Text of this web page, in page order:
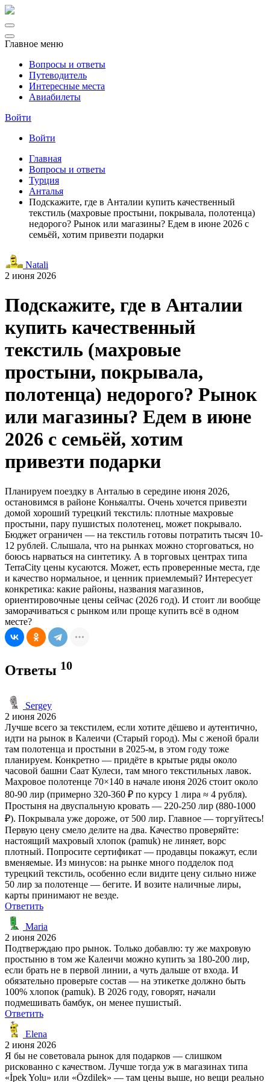
Главное меню
Вопросы и ответы
Путеводитель
Интересные места
Авиабилеты
Войти
Войти
Главная
Вопросы и ответы
Турция
Анталья
Подскажите, где в Анталии купить качественный
текстиль (махровые простыни, покрывала, полотенца)
недорого? Рынок или магазины? Едем в июне 2026 с
семьёй, хотим привезти подарки
Natali
2 июня 2026
Подскажите, где в Анталии
купить качественный
текстиль (махровые
простыни, покрывала,
полотенца) недорого? Рынок
или магазины? Едем в июне
2026 с семьёй, хотим
привезти подарки
Планируем поездку в Анталью в середине июня 2026,
остановимся в районе Коньяалты. Очень хочется привезти
домой хороший турецкий текстиль: плотные махровые
простыни, пару пушистых полотенец, может покрывало.
Бюджет ограничен — на текстиль готовы потратить тысяч 10-
12 рублей. Слышала, что на рынках можно сторговаться, но
боюсь нарваться на синтетику. А в торговых центрах типа
TerraCity цены кусаются. Может, есть проверенные места, где
и качество нормальное, и ценник приемлемый? Интересует
конкретика: какие районы, названия магазинов,
ориентировочные цены сейчас (2026 год). И стоит ли вообще
заморачиваться с рынком или проще купить всё в одном
месте?
Ответы 10
Sergey
2 июня 2026
Лучше всего за текстилем, если хотите дёшево и аутентично,
идти на рынок в Калеичи (Старый город). Мы с женой брали
там полотенца и простыни в 2025-м, в этом году тоже
планируем. Конкретно — придёте в крытые ряды около
часовой башни Саат Кулеси, там много текстильных лавок.
Махровое полотенце 70×140 в начале июня 2026 стоит около
80-90 лир (примерно 320-360 ₽ по курсу 1 лира ≈ 4 рубля).
Простыня на двуспальную кровать — 220-250 лир (880-1000
₽). Покрывала уже дороже, от 500 лир. Главное — торгуйтесь!
Первую цену смело делите на два. Качество проверяйте:
настоящий махровый хлопок (pamuk) не линяет, ворс
плотный. Попросите сертификат — продавцы покажут, если
вменяемые. Из минусов: на рынке много подделок под
турецкий текстиль, особенно если видите цену сильно ниже
50 лир за полотенце — бегите. И возите наличные лиры,
карты принимают не везде.
Ответить
Maria
2 июня 2026
Подтверждаю про рынок. Только добавлю: ту же махровую
простыню в том же Калеичи можно купить за 180-200 лир,
если брать не в первой линии, а чуть дальше от входа. И
обязательно проверьте состав — на этикетке должно быть
100% хлопок (pamuk). В 2026 году, говорят, начали
подмешивать бамбук, он менее пушистый.
Ответить
Elena
2 июня 2026
Я бы не советовала рынок для подарков — слишком
рискованно с качеством. Лучше тогда уж в магазинах типа
«İpek Yolu» или «Özdilek» — там цены выше, но вещи реально